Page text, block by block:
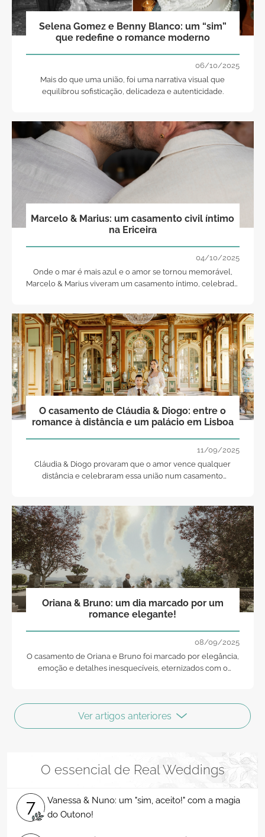
Selena Gomez e Benny Blanco: um “sim”
que redefine o romance moderno
06/10/2025
Mais do que uma união, foi uma narrativa visual que
equilibrou sofisticação, delicadeza e autenticidade.
Marcelo & Marius: um casamento civil íntimo
na Ericeira
04/10/2025
Onde o mar é mais azul e o amor se tornou memorável,
Marcelo & Marius viveram um casamento íntimo, celebrado
O casamento de Cláudia & Diogo: entre o
romance à distância e um palácio em Lisboa
11/09/2025
Cláudia & Diogo provaram que o amor vence qualquer
distância e celebraram essa união num casamento
Oriana & Bruno: um dia marcado por um
romance elegante!
08/09/2025
O casamento de Oriana e Bruno foi marcado por elegância,
emoção e detalhes inesquecíveis, eternizados com o
Ver artigos anteriores
O essencial de Real Weddings
13
Vânia e Emanuel: o casamento mais inspirador e
elegante!